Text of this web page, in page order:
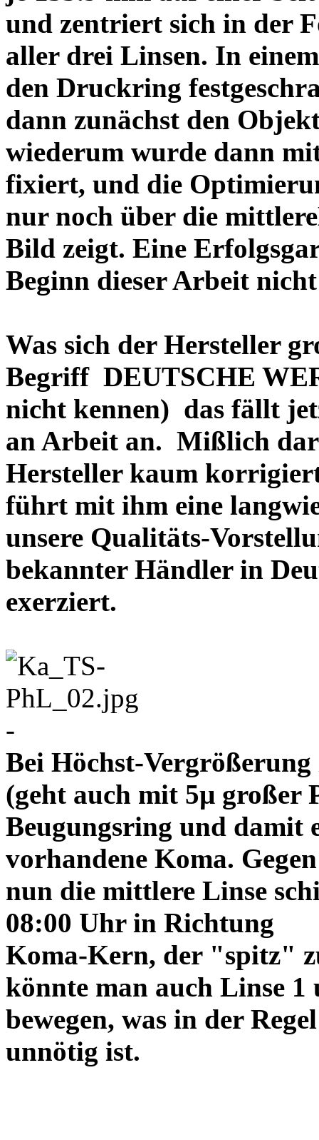
und zentriert sich in der
aller drei Linsen. In
den Druckring
dann zunächst den
wiederum wurde dann
fixiert, und die
nur noch über die
Bild zeigt. Eine
Beginn dieser Arbeit
Was sich der Hersteller
Begriff DEUTSCHE
nicht kennen) das fällt
an Arbeit an. Mißlich
Hersteller kaum
führt mit ihm eine
unsere Qualitäts-
bekannter Händler in
exerziert.
-
Bei Höchst-
(geht auch mit 5µ großer
Beugungsring und damit
vorhandene Koma.
nun die mittlere Linse
08:00 Uhr in Richtung
Koma-Kern, der "spitz"
könnte man auch Linse
bewegen, was in der Regel
unnötig ist.